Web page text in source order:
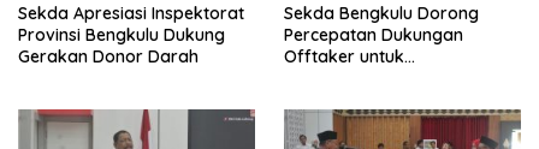
Sekda Apresiasi Inspektorat
Provinsi Bengkulu Dukung
Gerakan Donor Darah
Sekda Bengkulu Dorong
Percepatan Dukungan
Offtaker untuk